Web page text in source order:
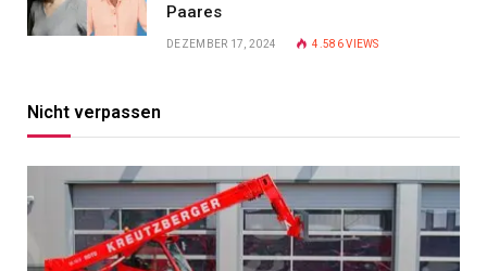
Paares
DEZEMBER 17, 2024 4.586VIEWS
Nicht verpassen